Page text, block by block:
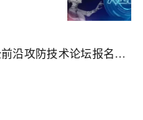
内含报名福利｜云栖大会AI安全前沿攻防技术论坛报名开启！